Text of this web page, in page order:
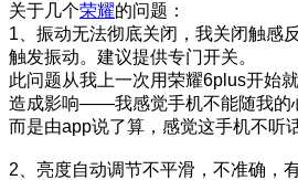
关于几个荣耀的问题：
1、振动无法彻底关闭，我关闭触感
触发振动。建议提供专门开关。
此问题从我上一次用荣耀6plus开始就
造成影响——我感觉手机不能随我的
而是由app说了算，感觉这手机不听
2、亮度自动调节不平滑，不准确，